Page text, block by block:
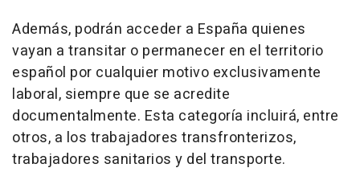
Además, podrán acceder a España quienes
vayan a transitar o permanecer en el territorio
español por cualquier motivo exclusivamente
laboral, siempre que se acredite
documentalmente. Esta categoría incluirá, entre
otros, a los trabajadores transfronterizos,
trabajadores sanitarios y del transporte.